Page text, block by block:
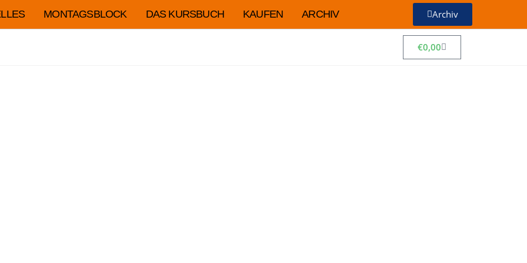
MONTAGSBLOCK DAS KURSBUCH KAUFEN ARCHIV Archiv
€0,00